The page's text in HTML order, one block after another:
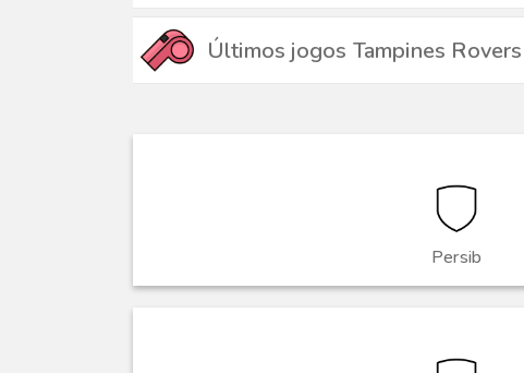
Últimos jogos Tampines Rovers
Persib